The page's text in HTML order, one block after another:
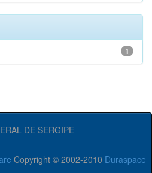
1
DE SERGIPE
Copyright © 2002-2010 Duraspace